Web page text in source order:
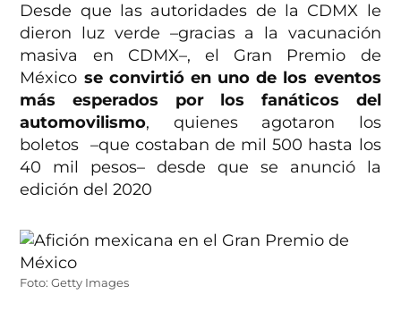
Desde que las autoridades de la CDMX le
dieron luz verde –gracias a la vacunación
masiva en CDMX–, el Gran Premio de
México se convirtió en uno de los eventos
más esperados por los fanáticos del
automovilismo, quienes agotaron los
boletos –que costaban de mil 500 hasta los
40 mil pesos– desde que se anunció la
edición del 2020
Foto: Getty Images